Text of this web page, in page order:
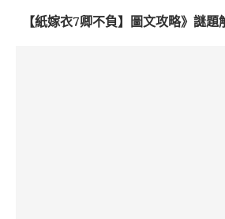
【紙嫁衣7卿不負】圖文攻略》謎